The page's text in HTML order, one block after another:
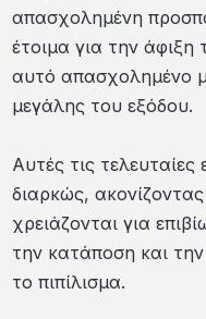
απασχολημένη
έτοιμα για την
αυτό απασχολημένο
μεγάλης του εξόδου.
Αυτές τις τελευταίες
διαρκώς,
χρειάζονται για
την κατάποση και
το πιπίλισμα.